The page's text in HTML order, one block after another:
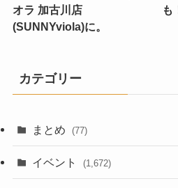
オラ 加古川店
(SUNNYviola)に。
も
カテゴリー
まとめ (77)
イベント (1,672)